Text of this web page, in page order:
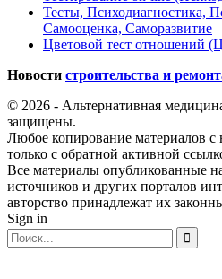
Тесты, Психодиагностика,
Самооценка, Саморазвитие
Цветовой тест отношений
Новости строительства и
© 2026 - Альтернативная
защищены.
Любое копирование материалов с
только с обратной активной
Все материалы опубликованные
источников и других порталов
авторство принадлежат их
Sign in